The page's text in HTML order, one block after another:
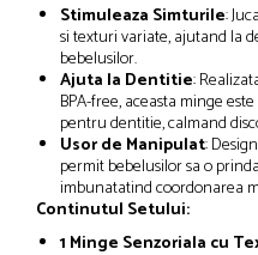
Stimuleaza Simturile:
si texturi variate, ajutand la
bebelusilor.
Ajuta la Dentitie:
BPA-free, aceasta minge
pentru dentitie, calmand
Usor de Manipulat:
permit bebelusilor sa o
imbunatatind coordonarea
Continutul Setului:
1 Minge Senzoriala cu